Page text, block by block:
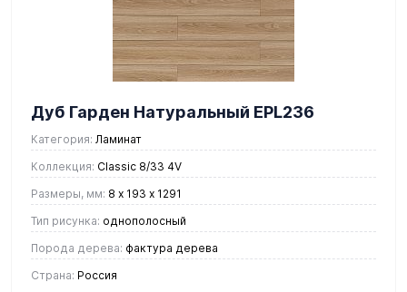
Дуб Гарден Натуральный EPL236
Категория: Ламинат
Коллекция: Classic 8/33 4V
Размеры, мм: 8 х 193 х 1291
Тип рисунка: однополосный
Порода дерева: фактура дерева
Страна: Россия